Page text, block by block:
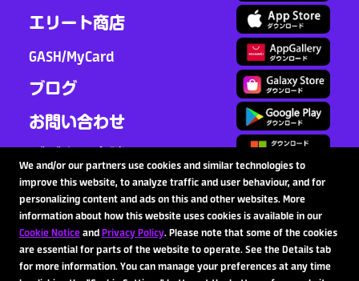
We and/or our partners use cookies and similar technologies to
improve this website, to analyze traffic and user behaviour, and for
personalizing content and ads on this and other websites. More
information about how this website uses cookies is available in our
Cookie NoticeandPrivacy Policy. Please note that some of the cookies
are essential for parts of the website to operate. See the Details tab
for more information. You can manage your preferences at any time
エリート商店
GASH/MyCard
ブログ
お問い合わせ
フォローする